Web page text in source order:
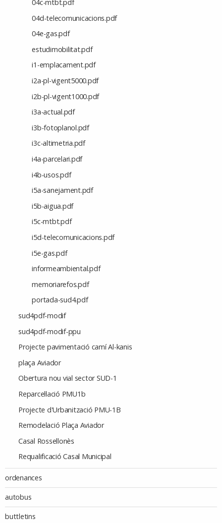
04c-mtbt.pdf
04d-telecomunicacions.pdf
04e-gas.pdf
estudimobilitat.pdf
i1-emplacament.pdf
i2a-pl-vigent5000.pdf
i2b-pl-vigent1000.pdf
i3a-actual.pdf
i3b-fotoplanol.pdf
i3c-altimetria.pdf
i4a-parcelari.pdf
i4b-usos.pdf
i5a-sanejament.pdf
i5b-aigua.pdf
i5c-mtbt.pdf
i5d-telecomunicacions.pdf
i5e-gas.pdf
informeambiental.pdf
memoriarefos.pdf
portada-sud4.pdf
sud4pdf-modif
sud4pdf-modif-ppu
Projecte pavimentació camí Al-kanis
plaça Aviador
Obertura nou vial sector SUD-1
Reparcel·lació PMU1b
Projecte d'Urbanització PMU-1B
Remodelació Plaça Aviador
Casal Rossellonès
Requalificació Casal Municipal
ordenances
autobus
buttletins